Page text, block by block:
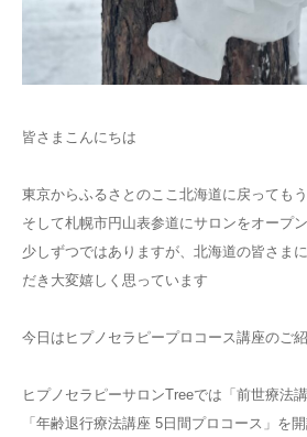
皆さまこんにちは
東京からふるさとのここ北海道に戻っても
そして札幌市円山表参道にサロンをオープ
少しずつではありますが、北海道の皆さま
だき大変嬉しく思っています
今日はヒプノセラピープロコース講座のご
ヒプノセラピーサロンTreeでは「前世療法
「年齢退行療法講座 5日間プロコース」を
スクール
ご予約
よくある質問
アクセス